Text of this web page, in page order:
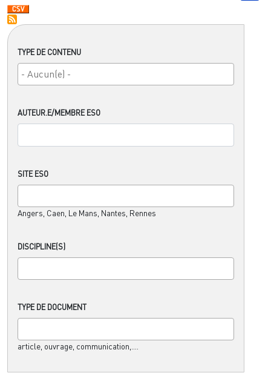
TYPE DE CONTENU
AUTEUR.E/MEMBRE ESO
SITE ESO
Angers, Caen, Le Mans, Nantes, Rennes
DISCIPLINE(S)
TYPE DE DOCUMENT
article, ouvrage, communication,....